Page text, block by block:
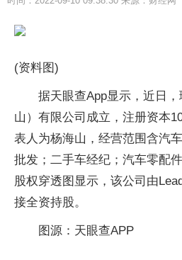
(资料图)
据天眼查App显示，近日
山）有限公司成立，注册资本
表人为杨海山，经营范围含汽
批发；二手车经纪；汽车零配
股权穿透图显示，该公司由
接全资持股。
图源：天眼查APP